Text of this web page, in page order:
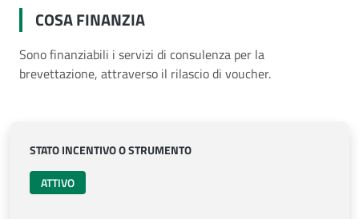
COSA FINANZIA
Sono finanziabili i servizi di consulenza per la
brevettazione, attraverso il rilascio di voucher.
STATO INCENTIVO O STRUMENTO
ATTIVO